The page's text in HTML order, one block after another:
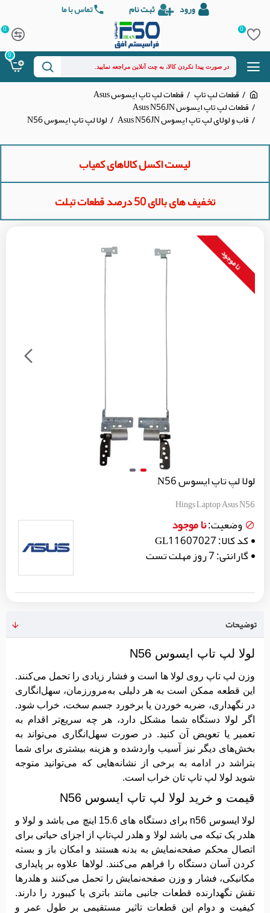
ورود ثبت نام تماس با ما
0
0
0
قطعات لپ تاپ قطعات لپ تاپ ایسوس Asus
قطعات لپ تاپ ایسوس Asus N56JN
قاب و لولای لپ تاپ ایسوس Asus N56JN لولا لپ تاپ ایسوس N56
لیست اکسل کالاهای کمیاب
تخفیف های بالای 50 درصد قطعات تبلت
نا موجود
لولا لپ تاپ ایسوس N56
Hings Laptop Asus N56
وضعیت:نا موجود
کد کالا:GL11607027
گارانتی:7 روز مهلت تست
توضیحات
لولا لپ تاپ ایسوس N56
وزن لپ تاپ روی لولا ها است و فشار زیادی را تحمل می‌کنند.
این قطعه ممکن است به هر دلیلی به‌مرورزمان، سهل‌انگاری
در نگهداری، ضربه خوردن یا برخورد جسم سخت، خراب شود.
اگر لولا دستگاه شما مشکل دارد، هر چه سریع‌تر اقدام به
تعمیر یا تعویض آن کنید. در صورت سهل‌انگاری می‌تواند به
بخش‌های دیگر نیز آسیب واردشده و هزینه بیشتری برای شما
بتراشد در ادامه به برخی از نشانه‌هایی که می‌توانید متوجه
شوید لولا لپ تاپ تان خراب است.
قیمت و خرید لولا لپ تاپ ایسوس N56
لولا ایسوس n56 برای دستگاه های 15.6 اینچ می باشد و لولا و
هلدر یک تیکه می باشد لولا و هلدر لپ‌تاپ از اجزای حیاتی برای
اتصال محکم صفحه‌نمایش به بدنه هستند و امکان باز و بسته
کردن آسان دستگاه را فراهم می‌کنند. لولاها علاوه بر پایداری
مکانیکی، فشار و وزن صفحه‌نمایش را تحمل می‌کنند و هلدرها
نقش نگهدارنده قطعات جانبی مانند باتری یا کیبورد را دارند.
کیفیت و دوام این قطعات تاثیر مستقیمی بر طول عمر و